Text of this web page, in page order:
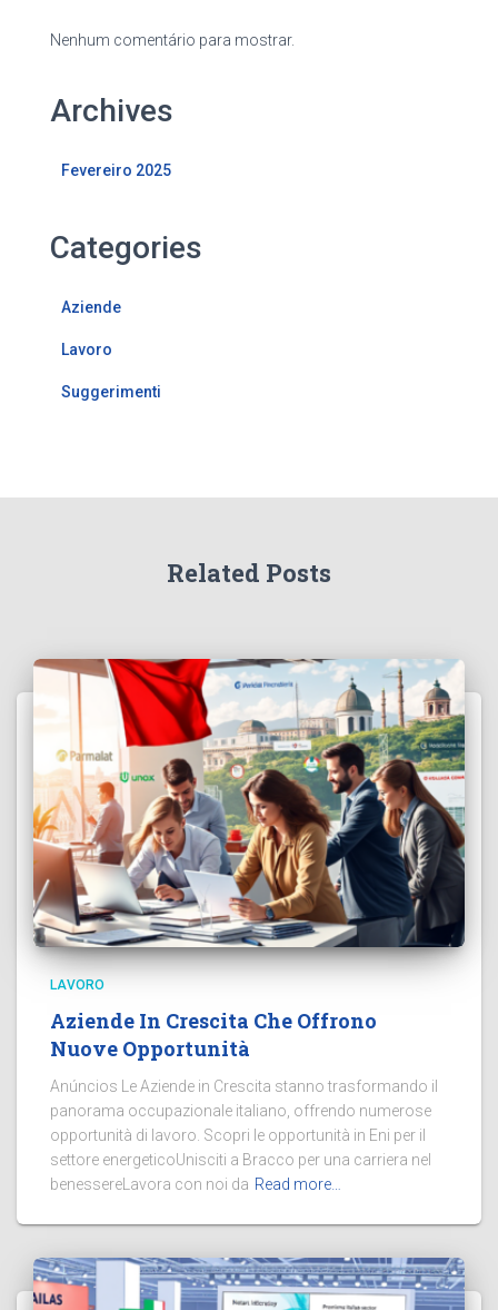
Nenhum comentário para mostrar.
Archives
Fevereiro 2025
Categories
Aziende
Lavoro
Suggerimenti
Related Posts
LAVORO
Aziende In Crescita Che Offrono
Nuove Opportunità
Anúncios Le Aziende in Crescita stanno trasformando il
panorama occupazionale italiano, offrendo numerose
opportunità di lavoro. Scopri le opportunità in Eni per il
settore energeticoUnisciti a Bracco per una carriera nel
benessereLavora con noi da Read more…